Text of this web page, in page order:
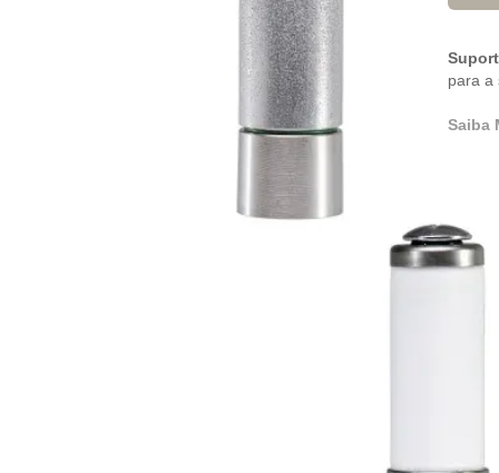
para a
Saiba